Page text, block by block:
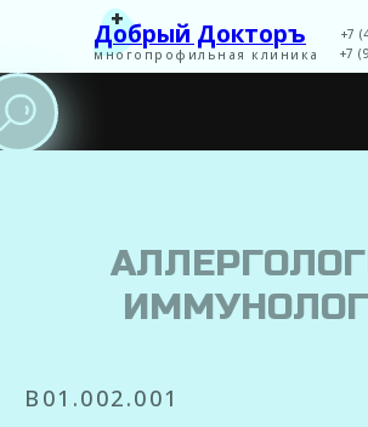
многопрофильная клиника
+
Добрый Докторъ
+7
+7
B01.002.001